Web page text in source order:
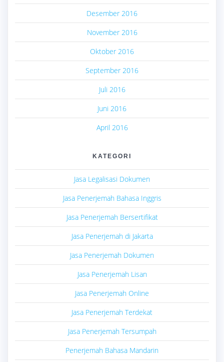
Desember 2016
November 2016
Oktober 2016
September 2016
Juli 2016
Juni 2016
April 2016
KATEGORI
Jasa Legalisasi Dokumen
Jasa Penerjemah Bahasa Inggris
Jasa Penerjemah Bersertifikat
Jasa Penerjemah di Jakarta
Jasa Penerjemah Dokumen
Jasa Penerjemah Lisan
Jasa Penerjemah Online
Jasa Penerjemah Terdekat
Jasa Penerjemah Tersumpah
Penerjemah Bahasa Mandarin